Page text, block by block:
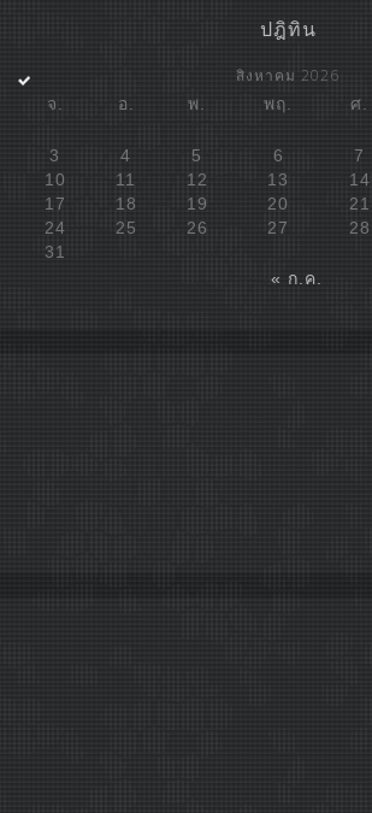
ปฎิทิน
สิงหาคม 2026
จ. อ. พ. พฤ. ศ.
3
4 5 6 7
10
11 12 13 14
17
18 19 20 21
24
25 26 27 28
31
« ก.ค.